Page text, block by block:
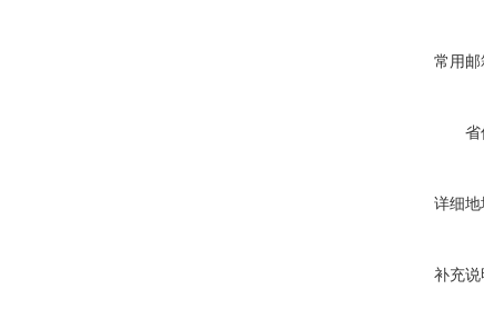
常用邮
省
详细地
补充说